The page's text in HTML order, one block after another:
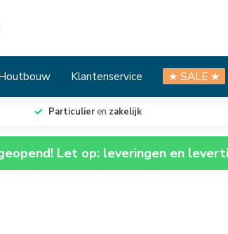
Klantenservice ★ SALE ★
Particulieren zakelijk
Let op: leveringen en